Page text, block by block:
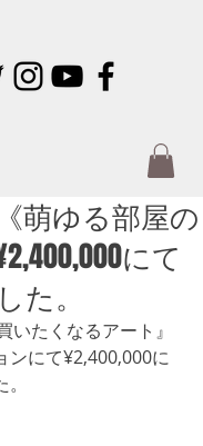
萌ゆる部屋の
にて
た。
いたくなるアート』
ンにて¥2,400,000に